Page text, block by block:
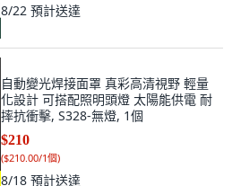
8/22 預計送達
自動變光焊接面罩 真彩高清視野 輕量
化設計 可搭配照明頭燈 太陽能供電 耐
摔抗衝擊, S328-無燈, 1個
$210
($210.00/1個)
8/18 預計送達